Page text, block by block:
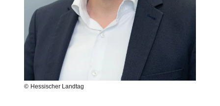
Hessischer Landtag